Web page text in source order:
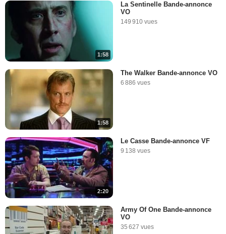
1:58
La Sentinelle Bande-annonce
VO
149 910 vues
1:58
The Walker Bande-annonce VO
6 886 vues
2:20
Le Casse Bande-annonce VF
9 138 vues
Army Of One Bande-annonce
VO
35 627 vues